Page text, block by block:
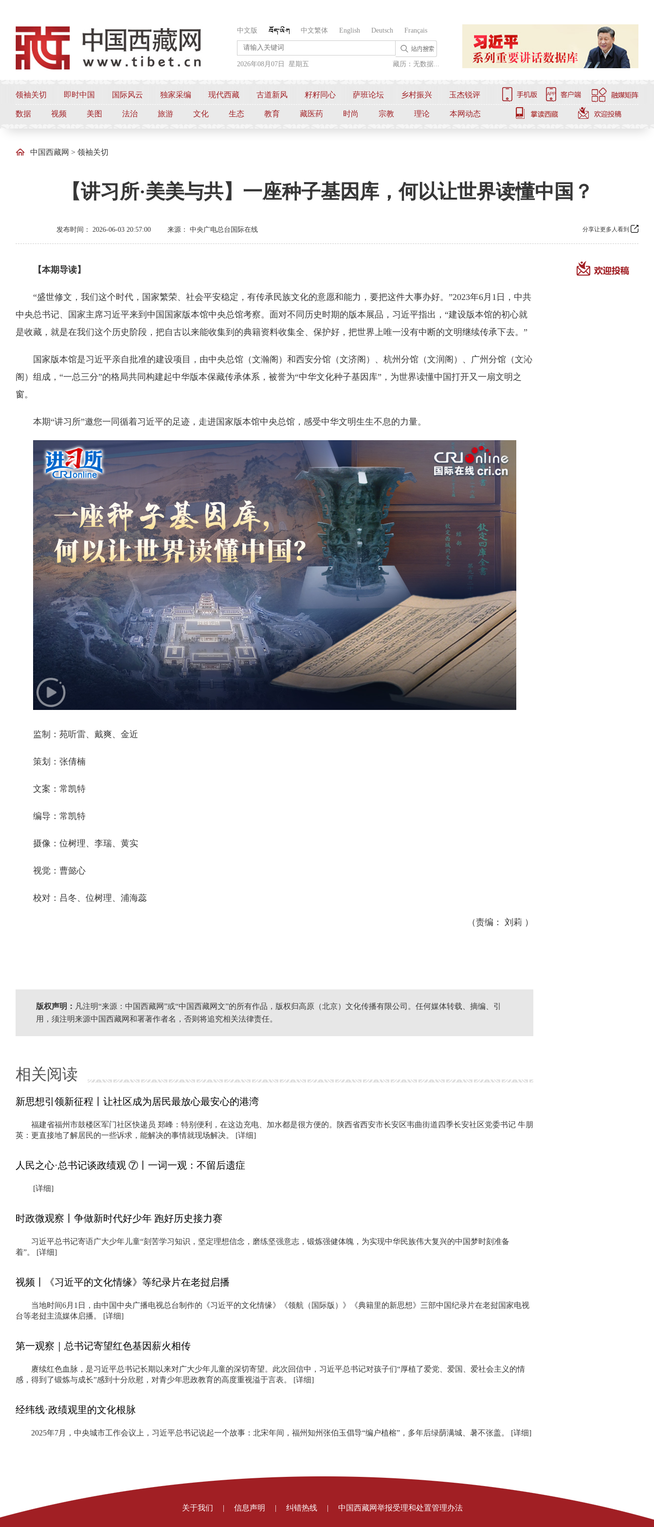
中文版 中文繁体 English Deutsch Français
2026年08月07日 星期五 藏历：无数据...
领袖关切 即时中国 国际风云 独家采编 现代西藏 古道新风 籽籽同心 萨班论坛 乡村振兴 玉杰锐评
数据 视频 美图 法治 旅游 文化 生态 教育 藏医药 时尚 宗教 理论 本网动态
中国西藏网 > 领袖关切
【讲习所·美美与共】一座种子基因库，何以让世界读懂中国？
发布时间： 2026-06-03 20:57:00 来源： 中央广电总台国际在线 分享让更多人看到
【本期导读】
“盛世修文，我们这个时代，国家繁荣、社会平安稳定，有传承民族文化的意愿和能力，要把这件大事办好。”2023年6月1日，中共
中央总书记、国家主席习近平来到中国国家版本馆中央总馆考察。面对不同历史时期的版本展品，习近平指出，“建设版本馆的初心就
是收藏，就是在我们这个历史阶段，把自古以来能收集到的典籍资料收集全、保护好，把世界上唯一没有中断的文明继续传承下去。”
国家版本馆是习近平亲自批准的建设项目，由中央总馆（文瀚阁）和西安分馆（文济阁）、杭州分馆（文润阁）、广州分馆（文沁
阁）组成，“一总三分”的格局共同构建起中华版本保藏传承体系，被誉为“中华文化种子基因库”，为世界读懂中国打开又一扇文明之
窗。
本期“讲习所”邀您一同循着习近平的足迹，走进国家版本馆中央总馆，感受中华文明生生不息的力量。
监制：苑听雷、戴爽、金近
策划：张倩楠
文案：常凯特
编导：常凯特
摄像：位树理、李瑞、黄实
视觉：曹懿心
校对：吕冬、位树理、浦海蕊
（责编： 刘莉 ）
版权声明： 凡注明“来源：中国西藏网”或“中国西藏网文”的所有作品，版权归高原（北京）文化传播有限公司。任何媒体转载、摘编、引
用，须注明来源中国西藏网和署著作者名，否则将追究相关法律责任。
相关阅读
新思想引领新征程丨让社区成为居民最放心最安心的港湾
福建省福州市鼓楼区军门社区快递员 郑峰：特别便利，在这边充电、加水都是很方便的。陕西省西安市长安区韦曲街道四季长安社区党委书记 牛朋
英：更直接地了解居民的一些诉求，能解决的事情就现场解决。 [详细]
人民之心·总书记谈政绩观 ⑦丨一词一观：不留后遗症
[详细]
时政微观察丨争做新时代好少年 跑好历史接力赛
习近平总书记寄语广大少年儿童“刻苦学习知识，坚定理想信念，磨练坚强意志，锻炼强健体魄，为实现中华民族伟大复兴的中国梦时刻准备
着”。 [详细]
视频丨《习近平的文化情缘》等纪录片在老挝启播
当地时间6月1日，由中国中央广播电视总台制作的《习近平的文化情缘》《领航（国际版）》《典籍里的新思想》三部中国纪录片在老挝国家电视
台等老挝主流媒体启播。 [详细]
第一观察｜总书记寄望红色基因薪火相传
赓续红色血脉，是习近平总书记长期以来对广大少年儿童的深切寄望。此次回信中，习近平总书记对孩子们“厚植了爱党、爱国、爱社会主义的情
感，得到了锻炼与成长”感到十分欣慰，对青少年思政教育的高度重视溢于言表。 [详细]
经纬线·政绩观里的文化根脉
2025年7月，中央城市工作会议上，习近平总书记说起一个故事：北宋年间，福州知州张伯玉倡导“编户植榕”，多年后绿荫满城、暑不张盖。 [详细]
关于我们 | 信息声明 | 纠错热线 | 中国西藏网举报受理和处置管理办法